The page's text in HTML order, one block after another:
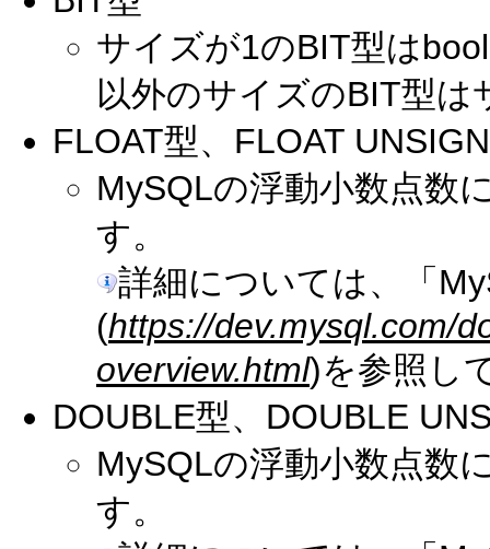
サイズが1のBIT型は
以外のサイズのBIT型
FLOAT型、FLOAT
MySQLの浮動小数点数
す。
詳細については、「
(https://dev.mysql.com/
overview.html)を参照し
DOUBLE型、DOUBLE
MySQLの浮動小数点数
す。